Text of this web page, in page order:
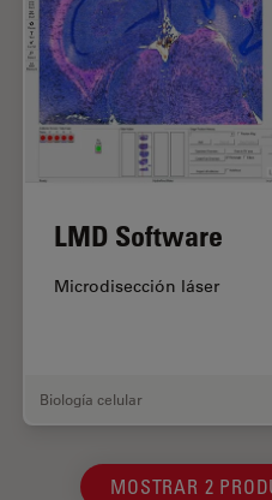
LMD Software
Microdisección láser
Biología celular